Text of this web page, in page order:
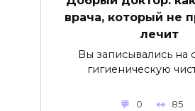
врача, который не
лечит
Вы записывались на
гигиеническую
0 85